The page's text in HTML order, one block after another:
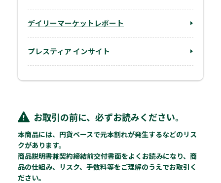
デイリーマーケットレポート
プレスティア インサイト
お取引の前に、必ずお読みください。
本商品には、円貨ベースで元本割れが発生するなどのリス
クがあります。
商品説明書兼契約締結前交付書面をよくお読みになり、商
品の仕組み、リスク、手数料等をご理解のうえでお取引く
ださい。